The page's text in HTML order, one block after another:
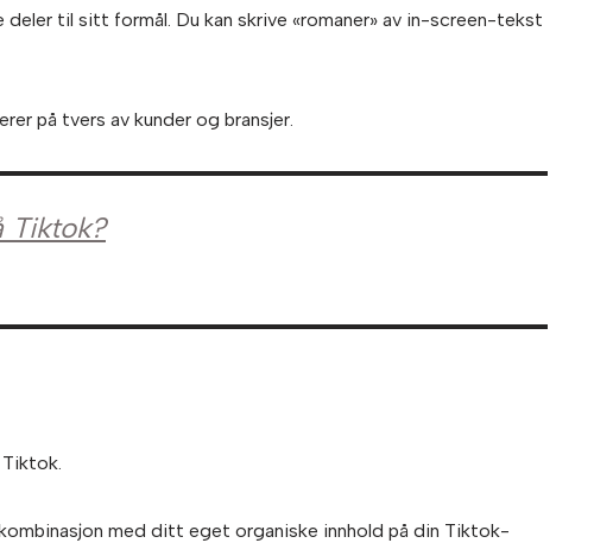
deler til sitt formål. Du kan skrive «romaner» av in-screen-tekst
på tvers av kunder og bransjer.
Tiktok?
med ditt eget organiske innhold på din Tiktok-